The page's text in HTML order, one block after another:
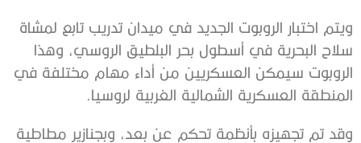
ويتم اختبار الروبوت الجديد في ميدان تدريب تابع لمشاة
سلاح البحرية في أسطول بحر البلطيق الروسي، وهذا
الروبوت سيمكن العسكريين من أداء مهام مختلفة في
المنطقة العسكرية الشمالية الغربية لروسيا.
وقد تم تجهيزه بأنظمة تحكم عن بعد، وبجنازير مطاطية